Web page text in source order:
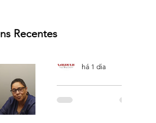
Recentes
PODCAST
'CAFÉ
há 1 dia